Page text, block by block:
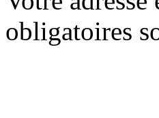
obligatoires